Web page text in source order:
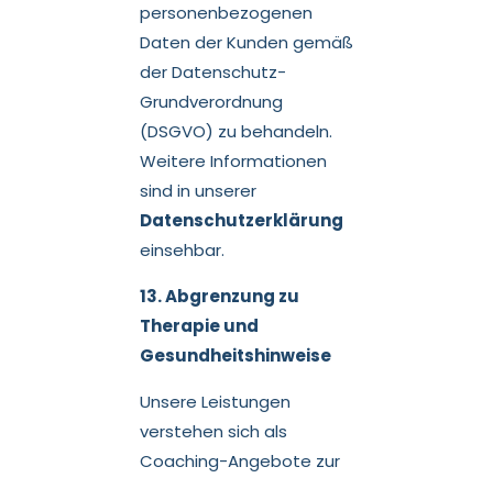
personenbezogenen
Daten der Kunden gemäß
der Datenschutz-
Grundverordnung
(DSGVO) zu behandeln.
Weitere Informationen
sind in unserer
Datenschutzerklärung
einsehbar.
13. Abgrenzung zu
Therapie und
Gesundheitshinweise
Unsere Leistungen
verstehen sich als
Coaching-Angebote zur